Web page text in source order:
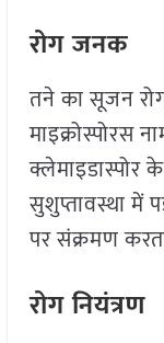
रोग जनक
तने का सूजन
माइक्रोस्पोरस
क्लेमाइडास्पोर
सुशुप्तावस्था में
पर संक्रमण
रोग नियंत्रण